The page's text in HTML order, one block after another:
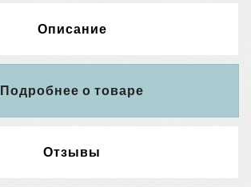
Описание
Подробнее о товаре
Отзывы